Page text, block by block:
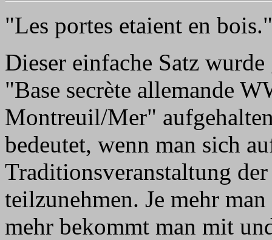
"Les portes etaient en bois."
Dieser einfache Satz
"Base secrète allemande
Montreuil/Mer"
bedeutet, wenn man sich
Traditionsveranstaltung
teilzunehmen. Je mehr
mehr bekommt man mit